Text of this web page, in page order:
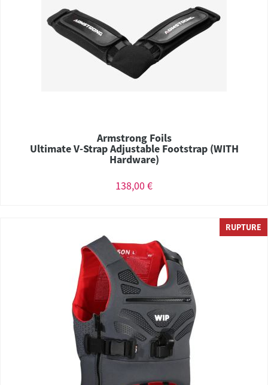
Armstrong Foils
Ultimate V-Strap Adjustable Footstrap (WITH
Hardware)
138,00 €
RUPTURE